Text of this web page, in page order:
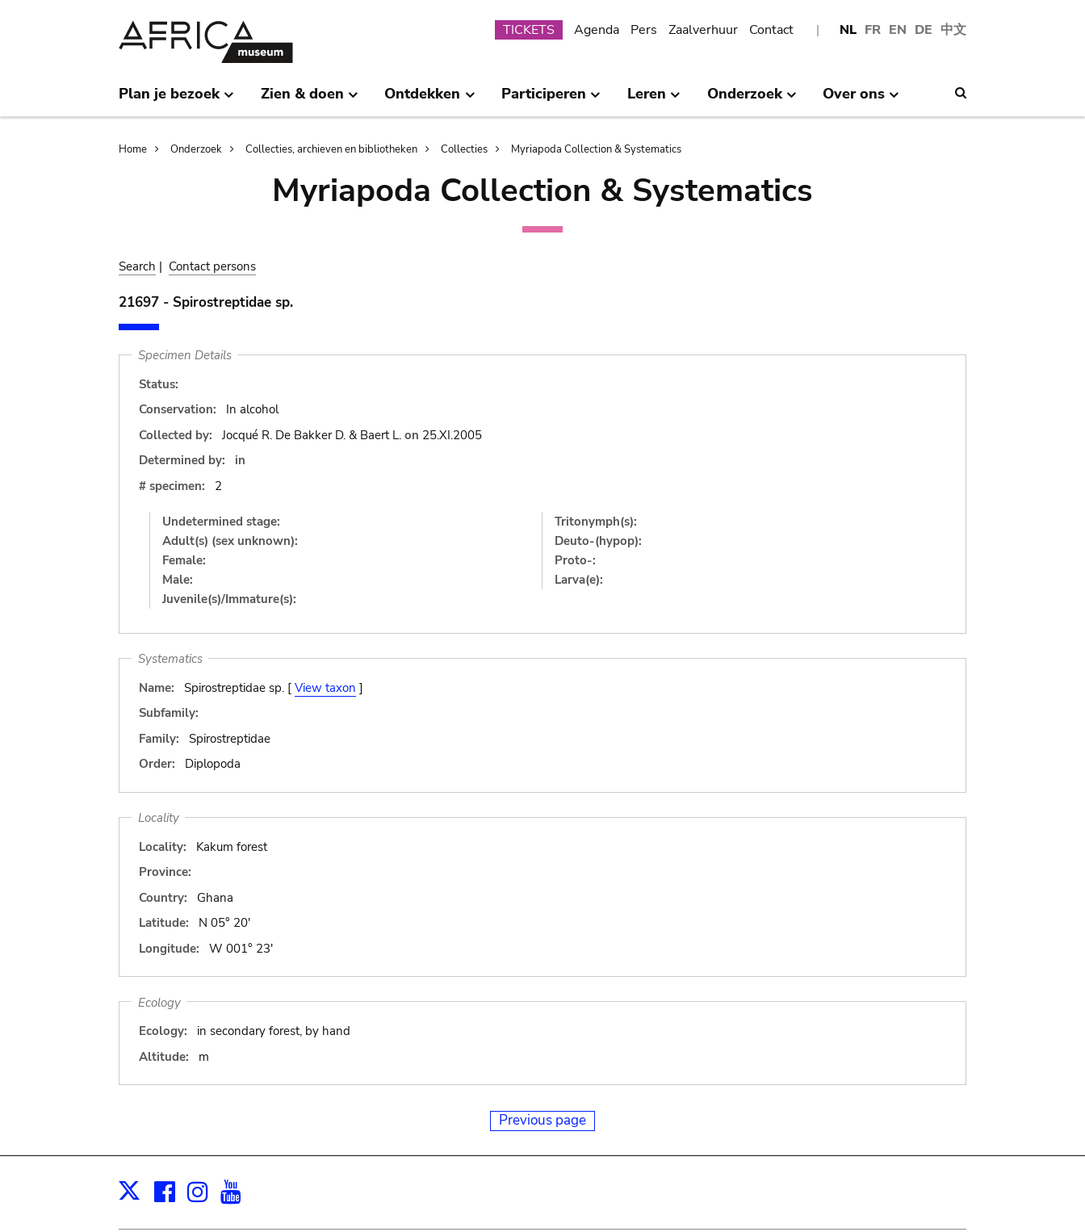
NL FR EN DE 中文
Submenu
TICKETS Agenda Pers Zaalverhuur Contact
Plan je bezoek Zien & doen Ontdekken Participeren Leren Onderzoek Over ons
Breadcrumb
Home Onderzoek Collecties, archieven en bibliotheken Collecties Myriapoda Collection & Systematics
Myriapoda Collection & Systematics
Search | Contact persons
21697 - Spirostreptidae sp.
Specimen Details
Status:
Conservation:
In alcohol
Collected by:
Jocqué R. De Bakker D. & Baert L. on 25.XI.2005
Determined by:
in
# specimen:
2
Undetermined stage:
Adult(s) (sex unknown):
Female:
Male:
Juvenile(s)/Immature(s):
Tritonymph(s):
Deuto-(hypop):
Proto-:
Larva(e):
Systematics
Name:
Spirostreptidae sp. [ View taxon ]
Subfamily:
Family:
Spirostreptidae
Order:
Diplopoda
Locality
Locality:
Kakum forest
Province:
Country:
Ghana
Latitude:
N 05° 20'
Longitude:
W 001° 23'
Ecology
Ecology:
in secondary forest, by hand
Altitude:
m
Previous page
X Facebook
Instagram